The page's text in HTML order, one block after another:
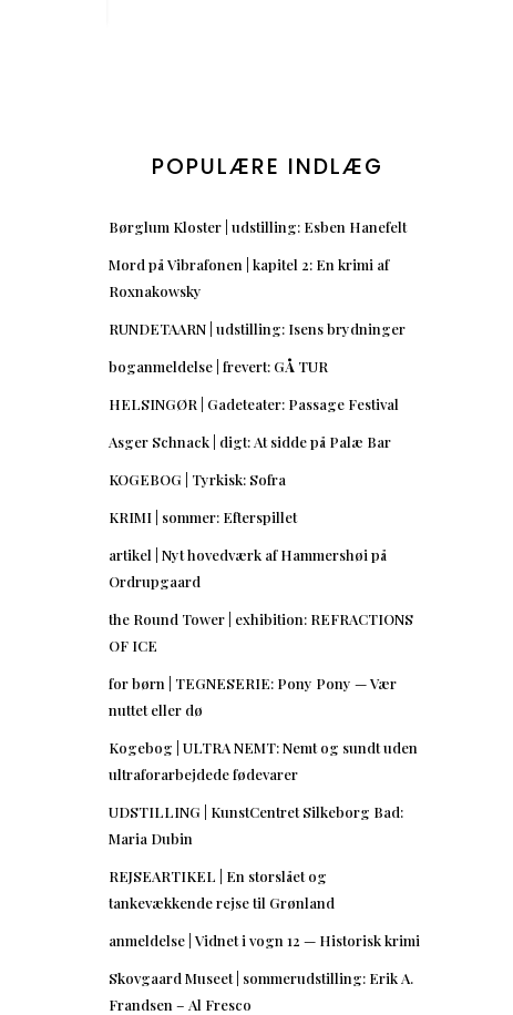
POPULÆRE INDLÆG
Børglum Kloster | udstilling: Esben Hanefelt
Mord på Vibrafonen | kapitel 2: En krimi af
Roxnakowsky
RUNDETAARN | udstilling: Isens brydninger
boganmeldelse | frevert: GÅ TUR
HELSINGØR | Gadeteater: Passage Festival
Asger Schnack | digt: At sidde på Palæ Bar
KOGEBOG | Tyrkisk: Sofra
KRIMI | sommer: Efterspillet
artikel | Nyt hovedværk af Hammershøi på
Ordrupgaard
the Round Tower | exhibition: REFRACTIONS
OF ICE
for børn | TEGNESERIE: Pony Pony — Vær
nuttet eller dø
Kogebog | ULTRA NEMT: Nemt og sundt uden
ultraforarbejdede fødevarer
UDSTILLING | KunstCentret Silkeborg Bad:
Maria Dubin
REJSEARTIKEL | En storslået og
tankevækkende rejse til Grønland
anmeldelse | Vidnet i vogn 12 — Historisk krimi
Skovgaard Museet | sommerudstilling: Erik A.
Frandsen – Al Fresco